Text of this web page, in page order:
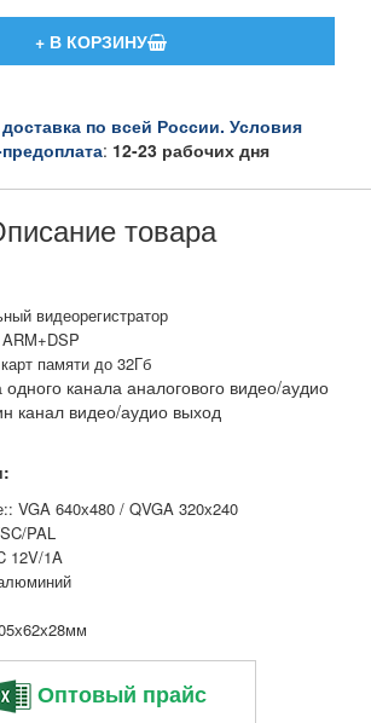
по всей России. Условия
: 12-23 рабочих дня
товара
видеорегистратор
памяти до 32Гб
канала аналогового видео/аудио
канал видео/аудио выход
VGA 640х480 / QVGA 320х240
PAL
12V/1A
Оптовый прайс